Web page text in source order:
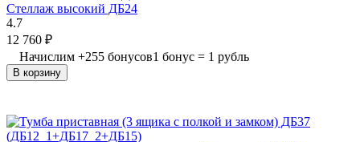
Стеллаж высокий ДБ24
4.7
12 760 ₽
Начислим +255 бонусов1 бонус = 1 рубль
В корзину